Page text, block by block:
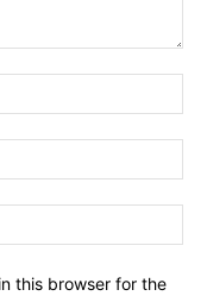
this browser for the